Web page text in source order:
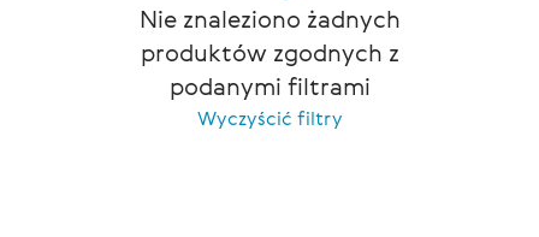
Nie znaleziono żadnych
produktów zgodnych z
podanymi filtrami
Wyczyścić filtry